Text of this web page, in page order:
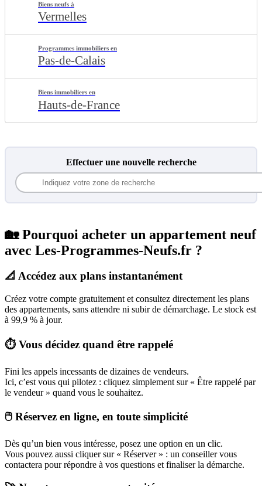
Biens neufs à
Vermelles
Programmes immobiliers en
Pas-de-Calais
Biens immobiliers en
Hauts-de-France
Effectuer une nouvelle recherche
🏡 Pourquoi acheter un appartement neuf
avec Les-Programmes-Neufs.fr ?
📐 Accédez aux plans instantanément
Créez votre compte gratuitement et consultez directement les plans
des appartements, sans attendre ni subir de démarchage. Le stock est
à 99,9 % à jour.
⏱️ Vous décidez quand être rappelé
Fini les appels incessants de dizaines de vendeurs.
Ici, c’est vous qui pilotez : cliquez simplement sur « Être rappelé par
le vendeur » quand vous le souhaitez.
🖱️ Réservez en ligne, en toute simplicité
Dès qu’un bien vous intéresse, posez une option en un clic.
Vous pouvez aussi cliquer sur « Réserver » : un conseiller vous
contactera pour répondre à vos questions et finaliser la démarche.